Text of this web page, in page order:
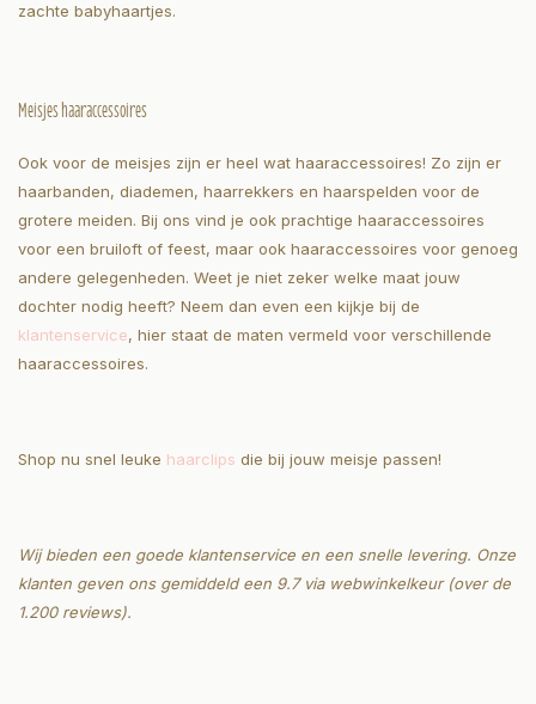
zachte babyhaartjes.
Meisjes haaraccessoires
Ook voor de meisjes zijn er heel wat haaraccessoires! Zo zijn er
haarbanden, diademen, haarrekkers en haarspelden voor de
grotere meiden. Bij ons vind je ook prachtige haaraccessoires
voor een bruiloft of feest, maar ook haaraccessoires voor genoeg
andere gelegenheden. Weet je niet zeker welke maat jouw
dochter nodig heeft? Neem dan even een kijkje bij de
klantenservice, hier staat de maten vermeld voor verschillende
haaraccessoires.
Shop nu snel leuke haarclips die bij jouw meisje passen!
Wij bieden een goede klantenservice en een snelle levering. Onze
klanten geven ons gemiddeld een 9.7 via webwinkelkeur (over de
1.200 reviews).